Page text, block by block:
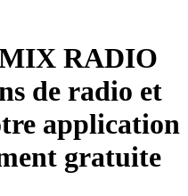
RADIO
de radio et
application
gratuite